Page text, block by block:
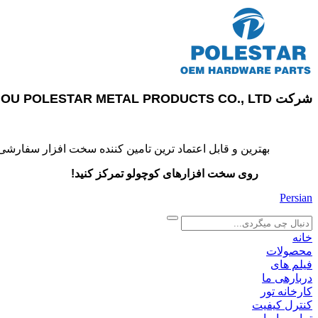
شرکت SUZHOU POLESTAR METAL PRODUCTS CO., LTD
بهترین و قابل اعتماد ترین تامین کننده سخت افزار
روی سخت افزارهای کوچولو تمرکز کنید!
Persian
search
خانه
محصولات
فیلم های
دربارهی ما
کارخانه تور
کنترل کیفیت